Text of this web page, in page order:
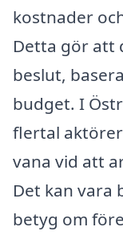
kostnader
Detta gör att
beslut,
budget. I
flertal
vana vid att
Det kan vara
betyg om